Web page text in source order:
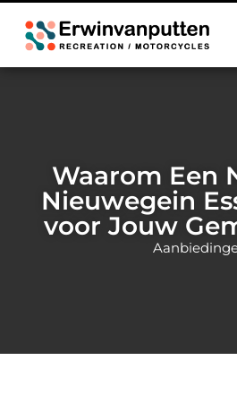
Waarom Een
Nieuwegein
voor Jouw